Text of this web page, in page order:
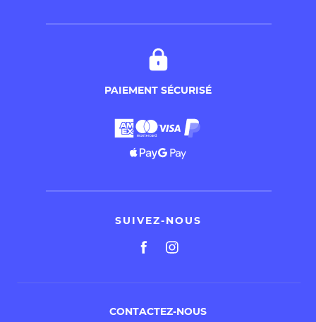
PAIEMENT SÉCURISÉ
SUIVEZ-NOUS
CONTACTEZ-NOUS